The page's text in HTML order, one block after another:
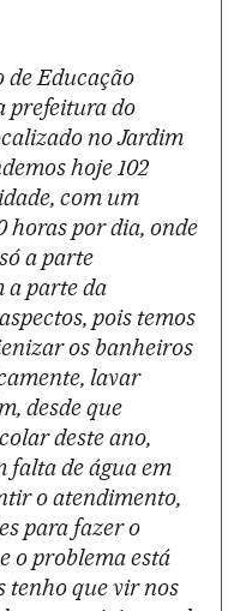
de Educação
prefeitura do
no Jardim
hoje 102
com um
horas por dia, onde
a parte
a parte da
pois temos
os banheiros
lavar
desde que
deste ano,
falta de água em
o atendimento,
para fazer o
o problema está
tenho que vir nos